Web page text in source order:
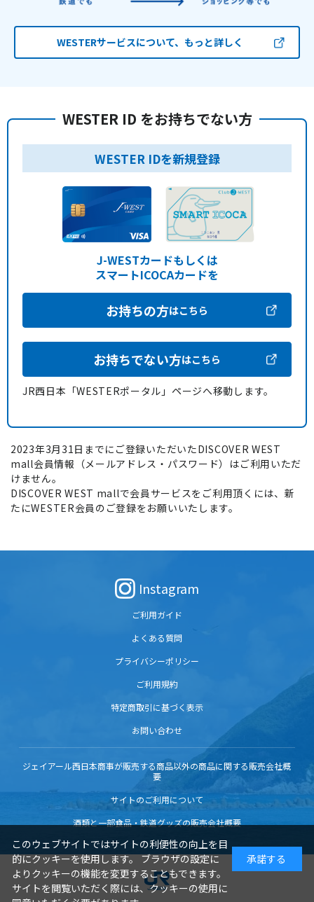
WESTERサービスについて、もっと詳しく
WESTER ID をお持ちでない方
WESTER IDを新規登録
J-WESTカードもしくは
スマートICOCAカードを
お持ちの方はこちら
お持ちでない方はこちら
JR西日本「WESTERポータル」ページへ移動します。
2023年3月31日までにご登録いただいたDISCOVER WEST
mall会員情報（メールアドレス・パスワード）はご利用いただ
けません。
DISCOVER WEST mallで会員サービスをご利用頂くには、新
たにWESTER会員のご登録をお願いいたします。
Instagram
ご利用ガイド
よくある質問
プライバシーポリシー
ご利用規約
特定商取引に基づく表示
お問い合わせ
ジェイアール西日本商事が販売する商品以外の商品に関する販売会社概
要
サイトのご利用について
酒類と一部食品・鉄道グッズの販売会社概要
このウェブサイトではサイトの利便性の向上を目
的にクッキーを使用します。 ブラウザの設定に
よりクッキーの機能を変更することもできます。
サイトを閲覧いただく際には、クッキーの使用に
承諾する